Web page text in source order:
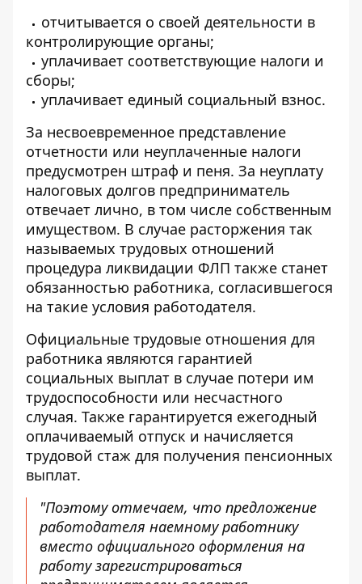
отчитывается о своей деятельности в
контролирующие органы;
уплачивает соответствующие налоги и
сборы;
уплачивает единый социальный взнос.
За несвоевременное представление
отчетности или неуплаченные налоги
предусмотрен штраф и пеня. За неуплату
налоговых долгов предприниматель
отвечает лично, в том числе собственным
имуществом. В случае расторжения так
называемых трудовых отношений
процедура ликвидации ФЛП также станет
обязанностью работника, согласившегося
на такие условия работодателя.
Официальные трудовые отношения для
работника являются гарантией
социальных выплат в случае потери им
трудоспособности или несчастного
случая. Также гарантируется ежегодный
оплачиваемый отпуск и начисляется
трудовой стаж для получения пенсионных
выплат.
"Поэтому отмечаем, что предложение
работодателя наемному работнику
вместо официального оформления на
работу зарегистрироваться